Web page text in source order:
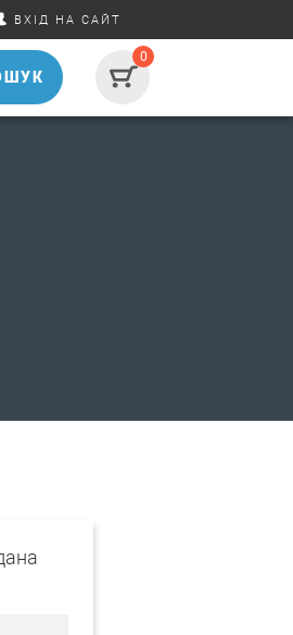
ВХІД НА САЙТ
0